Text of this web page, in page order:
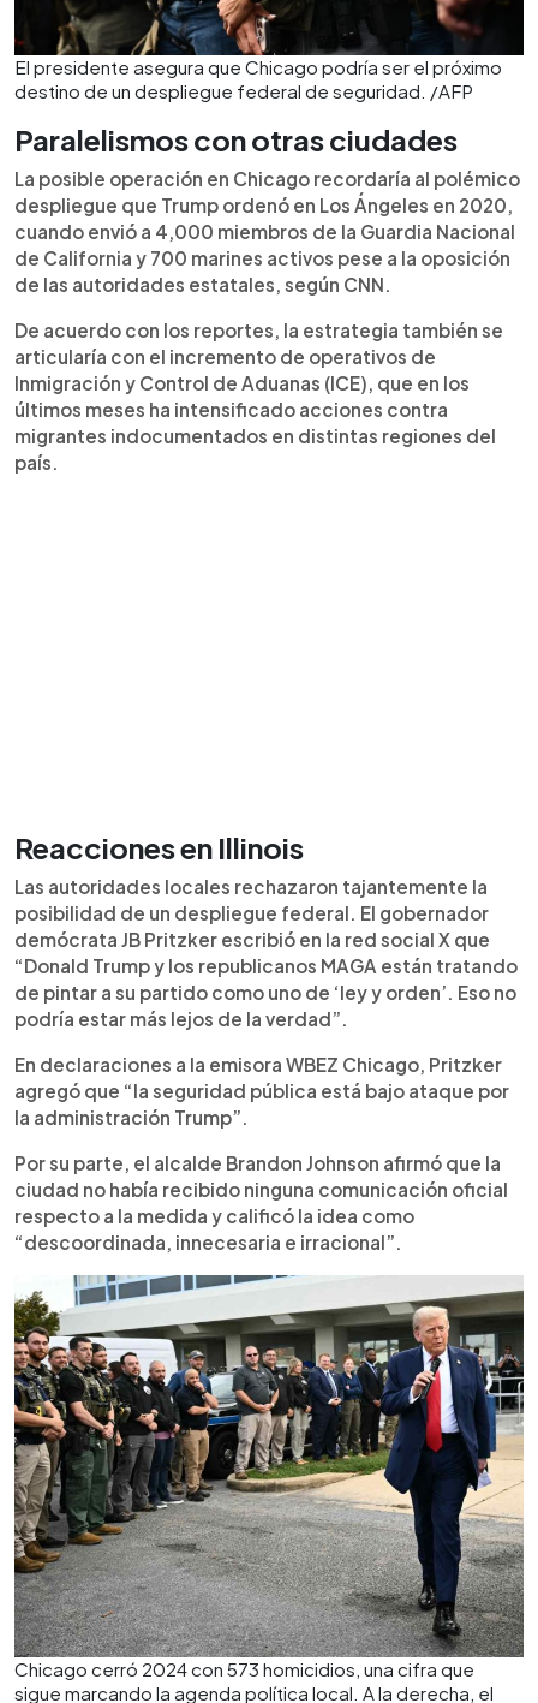
El presidente asegura que Chicago podría ser el próximo
destino de un despliegue federal de seguridad. /AFP
Paralelismos con otras ciudades
La posible operación en Chicago recordaría al polémico
despliegue que Trump ordenó en Los Ángeles en 2020,
cuando envió a 4,000 miembros de la Guardia Nacional
de California y 700 marines activos pese a la oposición
de las autoridades estatales, según CNN.
De acuerdo con los reportes, la estrategia también se
articularía con el incremento de operativos de
Inmigración y Control de Aduanas (ICE), que en los
últimos meses ha intensificado acciones contra
migrantes indocumentados en distintas regiones del
país.
Reacciones en Illinois
Las autoridades locales rechazaron tajantemente la
posibilidad de un despliegue federal. El gobernador
demócrata JB Pritzker escribió en la red social X que
“Donald Trump y los republicanos MAGA están tratando
de pintar a su partido como uno de ‘ley y orden’. Eso no
podría estar más lejos de la verdad”.
En declaraciones a la emisora WBEZ Chicago, Pritzker
agregó que “la seguridad pública está bajo ataque por
la administración Trump”.
Por su parte, el alcalde Brandon Johnson afirmó que la
ciudad no había recibido ninguna comunicación oficial
respecto a la medida y calificó la idea como
“descoordinada, innecesaria e irracional”.
Chicago cerró 2024 con 573 homicidios, una cifra que
sigue marcando la agenda política local. A la derecha, el